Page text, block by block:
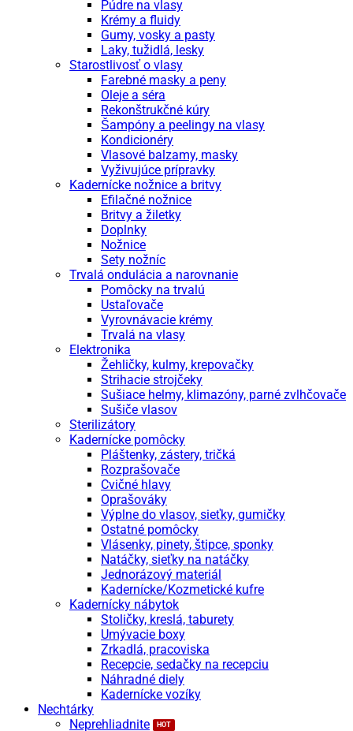
Púdre na vlasy
Krémy a fluidy
Gumy, vosky a pasty
Laky, tužidlá, lesky
Starostlivosť o vlasy
Farebné masky a peny
Oleje a séra
Rekonštrukčné kúry
Šampóny a peelingy na vlasy
Kondicionéry
Vlasové balzamy, masky
Vyživujúce prípravky
Kadernícke nožnice a britvy
Efilačné nožnice
Britvy a žiletky
Doplnky
Nožnice
Sety nožníc
Trvalá ondulácia a narovnanie
Pomôcky na trvalú
Ustaľovače
Vyrovnávacie krémy
Trvalá na vlasy
Elektronika
Žehličky, kulmy, krepovačky
Strihacie strojčeky
Sušiace helmy, klimazóny, parné zvlhčovače
Sušiče vlasov
Sterilizátory
Kadernícke pomôcky
Pláštenky, zástery, tričká
Rozprašovače
Cvičné hlavy
Oprašováky
Výplne do vlasov, sieťky, gumičky
Ostatné pomôcky
Vlásenky, pinety, štipce, sponky
Natáčky, sieťky na natáčky
Jednorázový materiál
Kadernícke/Kozmetické kufre
Kadernícky nábytok
Stoličky, kreslá, taburety
Umývacie boxy
Zrkadlá, pracoviska
Recepcie, sedačky na recepciu
Náhradné diely
Kadernícke vozíky
Nechtárky
Neprehliadnite